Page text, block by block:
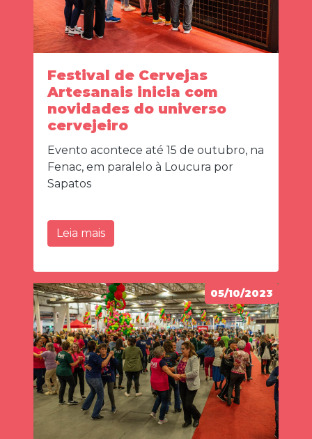
Festival de Cervejas
Artesanais inicia com
novidades do universo
cervejeiro
Evento acontece até 15 de outubro, na
Fenac, em paralelo à Loucura por
Sapatos
Leia mais
05/10/2023